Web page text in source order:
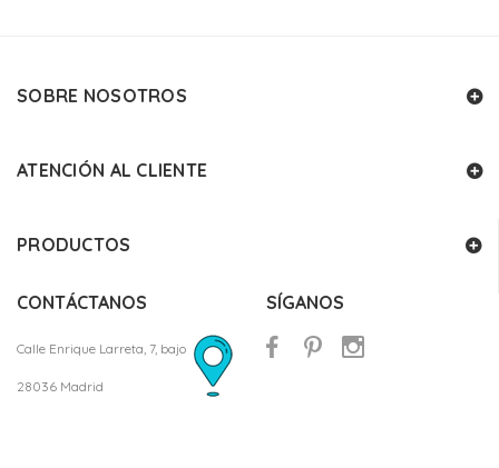
SOBRE NOSOTROS
ATENCIÓN AL CLIENTE
PRODUCTOS
CONTÁCTANOS
Calle Enrique Larreta, 7, bajo
28036 Madrid
SÍGANOS